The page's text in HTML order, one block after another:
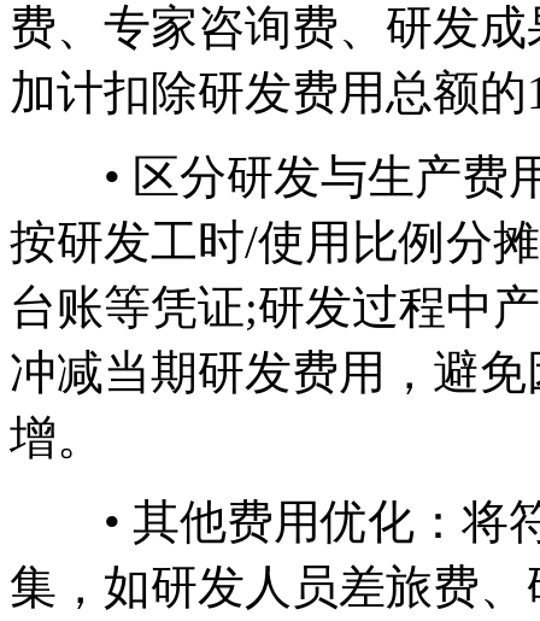
费、专家咨询费、研发
加计扣除研发费用总额的
• 区分研发与生产费
按研发工时/使用比例分
台账等凭证;研发过程中
冲减当期研发费用，避
增。
• 其他费用优化：将
集，如研发人员差旅费